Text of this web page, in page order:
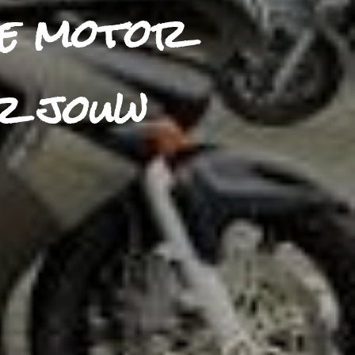
motor
jouw